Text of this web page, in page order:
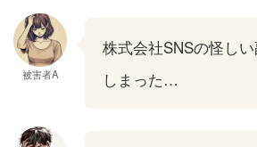
被害者A
株式会社SNSの怪し
しまった…